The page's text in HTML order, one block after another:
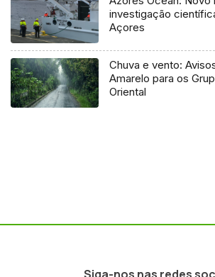
investigação
Açores
Chuva e vento:
Amarelo para os
Oriental